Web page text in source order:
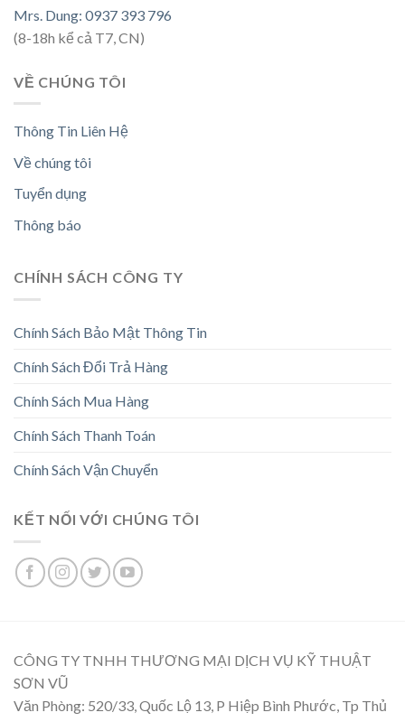
Mrs. Dung: 0937 393 796
(8-18h kể cả T7, CN)
VỀ CHÚNG TÔI
Thông Tin Liên Hệ
Về chúng tôi
Tuyển dụng
Thông báo
CHÍNH SÁCH CÔNG TY
Chính Sách Bảo Mật Thông Tin
Chính Sách Đổi Trả Hàng
Chính Sách Mua Hàng
Chính Sách Thanh Toán
Chính Sách Vận Chuyển
KẾT NỐI VỚI CHÚNG TÔI
CÔNG TY TNHH THƯƠNG MẠI DỊCH VỤ KỸ THUẬT
SƠN VŨ
Văn Phòng: 520/33, Quốc Lộ 13, P Hiệp Bình Phước, Tp Thủ